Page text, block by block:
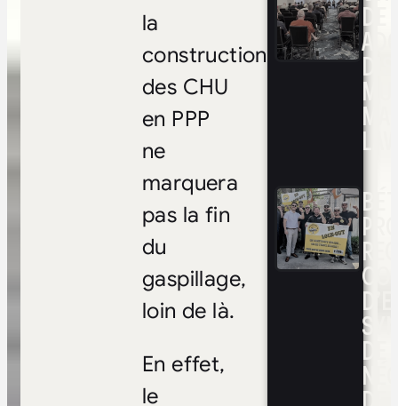
DE
DE
la
construction
des CHU
en PPP
ne
marquera
pas la fin
du
gaspillage,
loin de là.
En effet,
le